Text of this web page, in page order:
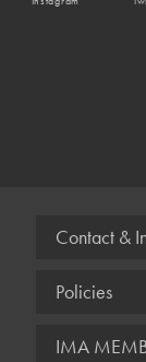
Contact &
Policies
IMA